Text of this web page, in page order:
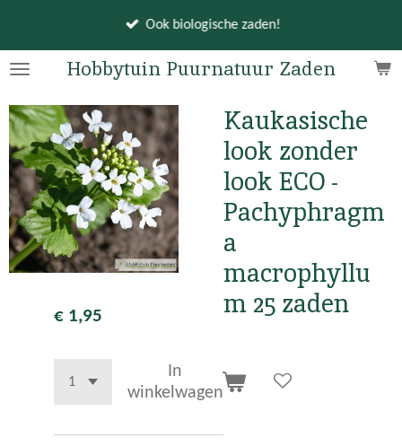
naar
hoofdinhoud
Hobbytuin Puurnatuur Zaden
Ook biologische zaden!
Kaukasische
look zonder
look ECO -
Pachyphragm
a
macrophyllu
m 25 zaden
€ 1,95
In
winkelwagen